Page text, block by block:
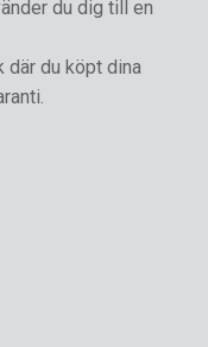
du dig till en
där du köpt dina